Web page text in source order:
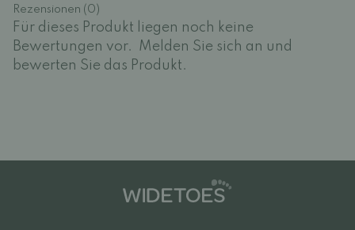
Rezensionen (0)
Für dieses Produkt liegen noch keine
Bewertungen vor.
Melden Sie sich an und
bewerten Sie das Produkt.